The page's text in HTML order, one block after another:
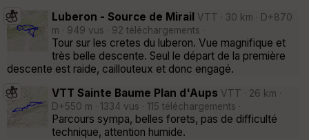
Luberon - Source de Mirail VTT · 30 km · D+870
m · 949 vus · 92 téléchargements ·
Tour sur les cretes du luberon. Vue magnifique et
très belle descente. Seul le départ de la première
descente est raide, caillouteux et donc engagé.
VTT Sainte Baume Plan d'Aups VTT · 26 km ·
D+550 m · 1334 vus · 115 téléchargements ·
Parcours sympa, belles forets, pas de difficulté
technique, attention humide.